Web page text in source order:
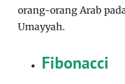
orang-orang Arab
Umayyah.
Fibonacci